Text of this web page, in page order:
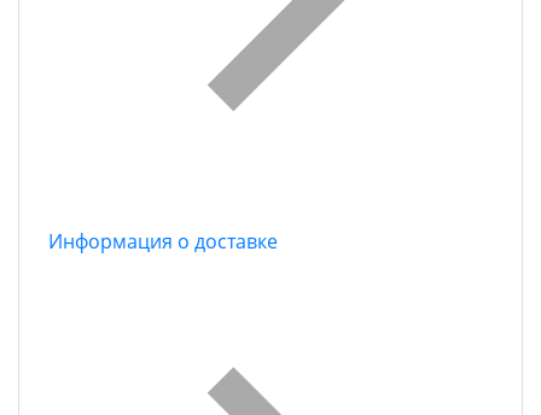
Информация о доставке